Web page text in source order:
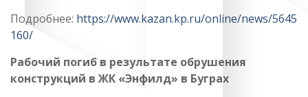
Подробнее: https://www.kazan.kp.ru/online/news/5645
160/
Рабочий погиб в результате обрушения
конструкций в ЖК «Энфилд» в Буграх